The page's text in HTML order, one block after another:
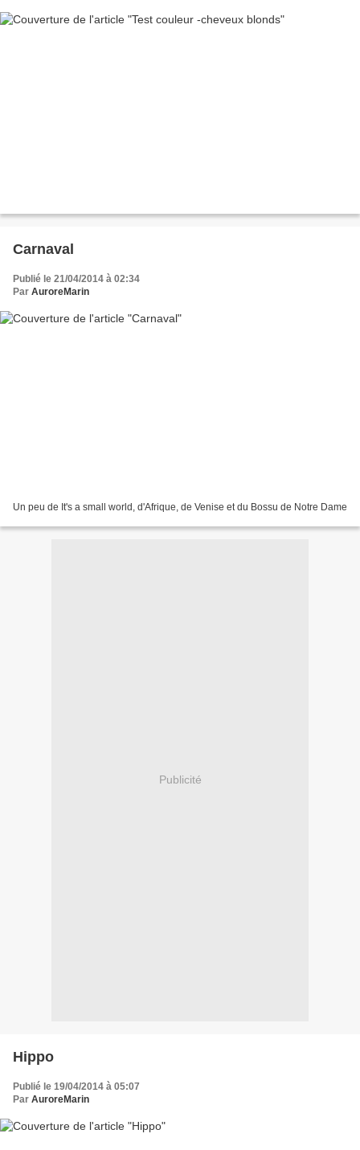
Carnaval
Publié le 21/04/2014 à 02:34
Par AuroreMarin
Un peu de It's a small world, d'Afrique, de Venise et du Bossu de Notre Dame
Publicité
Hippo
Publié le 19/04/2014 à 05:07
Par AuroreMarin